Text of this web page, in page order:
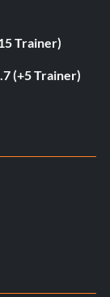
Trainer)
(+5 Trainer)